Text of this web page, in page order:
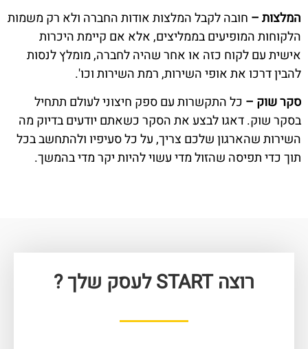
המלצות – חובה לקבל המלצות אודות החברה ולא רק משמות
הלקוחות המופיעים בממליצים, אלא אם קיימת היכרות
אישית עם לקוח כזה או אחר שהיה לחברה, מומלץ לנסות
להבין דרכו את אופי השירות, רמת השירות וכו'.
סקר שוק – כל התקשרות עם ספק חיצוני לעולם תתחיל
בסקר שוק. דאגו לבצע את הסקר כשאתם יודעים בדיוק מה
השירות שהארגון שלכם צריך, על כל סעיפיו ולהתחשב בכל
תוך כדי תפיסה שהזול מדי עשוי להיות יקר מדי בהמשך.
רוצה START לעסק שלך ?